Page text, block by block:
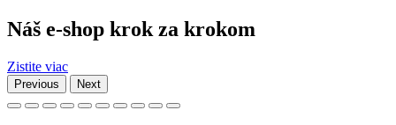
Náš e-shop krok za krokom
Zistite viac
Previous Next